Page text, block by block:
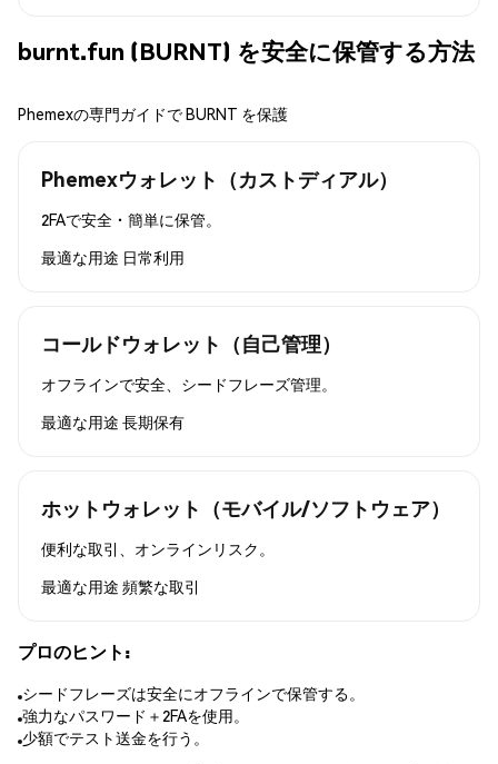
burnt.fun (BURNT) を安全に保管する方法
Phemexの専門ガイドで BURNT を保護
Phemexウォレット（カストディアル）
2FAで安全・簡単に保管。
最適な用途 日常利用
コールドウォレット（自己管理）
オフラインで安全、シードフレーズ管理。
最適な用途 長期保有
ホットウォレット（モバイル/ソフトウェア）
便利な取引、オンラインリスク。
最適な用途 頻繁な取引
プロのヒント:
シードフレーズは安全にオフラインで保管する。
強力なパスワード＋2FAを使用。
少額でテスト送金を行う。